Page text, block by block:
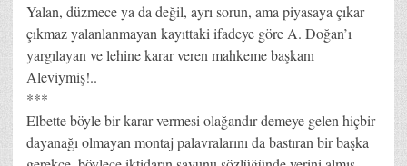
Yalan, düzmece ya da değil, ayrı sorun, ama piyasaya çıkar
çıkmaz yalanlanmayan kayıttaki ifadeye göre A. Doğan’ı
yargılayan ve lehine karar veren mahkeme başkanı
Aleviymiş!..
***
Elbette böyle bir karar vermesi olağandır demeye gelen hiçbir
dayanağı olmayan montaj palavralarını da bastıran bir başka